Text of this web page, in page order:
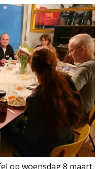
op woensdag 8 maart.